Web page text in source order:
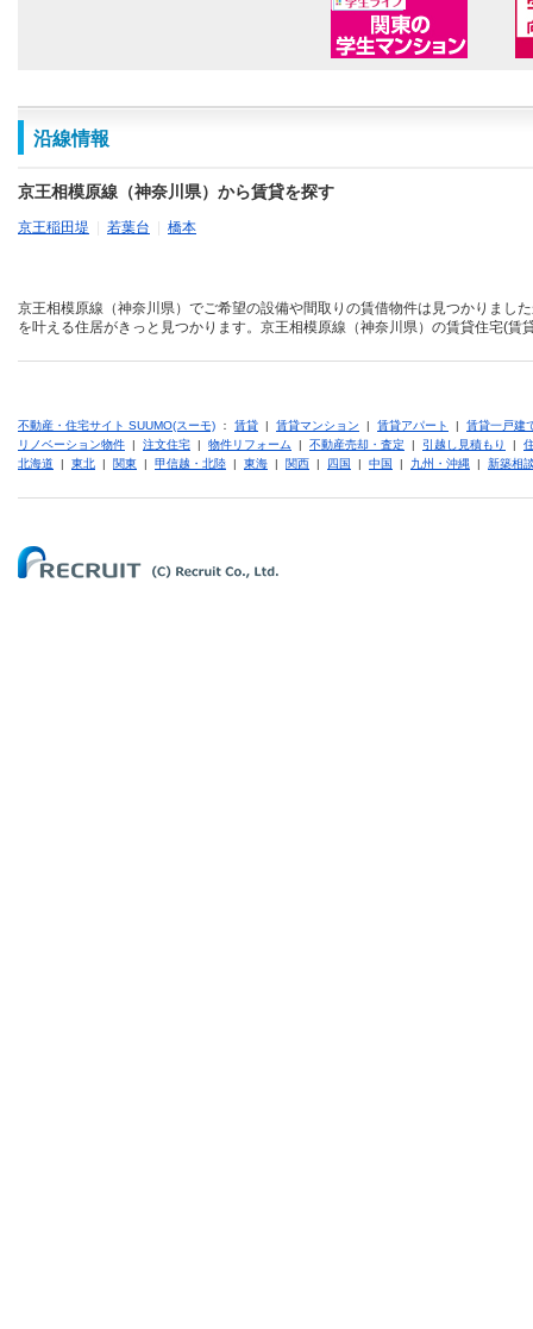
沿線情報
京王相模原線（神奈川県）から賃貸を探す
京王稲田堤 若葉台 橋本
京王相模原線（神奈川県）でご希望の設備や間取りの賃借物件は見つかりまし
を叶える住居がきっと見つかります。京王相模原線（神奈川県）の賃貸住宅(
不動産・住宅サイト SUUMO(スーモ) ： 賃貸 | 賃貸マンション | 賃貸アパート | 賃貸一戸建
リノベーション物件 | 注文住宅 | 物件リフォーム | 不動産売却・査定 | 引越し見積もり |
北海道 | 東北 | 関東 | 甲信越・北陸 | 東海 | 関西 | 四国 | 中国 | 九州・沖縄 | 新築相